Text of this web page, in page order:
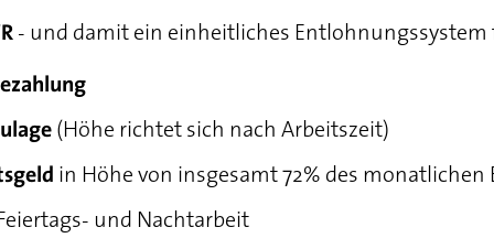
- und damit ein einheitliches Entlohnungssystem
(Höhe richtet sich nach Arbeitszeit)
in Höhe von insgesamt 72% des
und Nachtarbeit